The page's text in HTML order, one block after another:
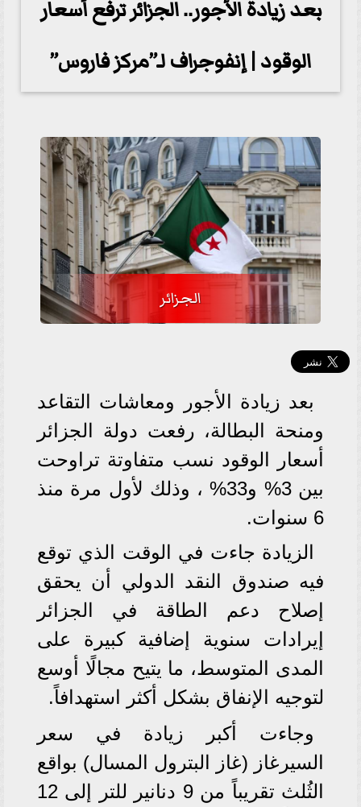
بعد زيادة الأجور.. الجزائر ترفع أسعار
الوقود | إنفوجراف لـ”مركز فاروس”
الجزائر
بعد زيادة الأجور ومعاشات التقاعد
ومنحة البطالة، رفعت دولة الجزائر
أسعار الوقود نسب متفاوتة تراوحت
بين 3% و33% ، وذلك لأول مرة منذ
6 سنوات.
الزيادة جاءت في الوقت الذي توقع
فيه صندوق النقد الدولي أن يحقق
إصلاح دعم الطاقة في الجزائر
إيرادات سنوية إضافية كبيرة على
المدى المتوسط، ما يتيح مجالًا أوسع
لتوجيه الإنفاق بشكل أكثر استهدافاً.
وجاءت أكبر زيادة في سعر
السيرغاز (غاز البترول المسال) بواقع
الثُلث تقريباً من 9 دنانير للتر إلى 12